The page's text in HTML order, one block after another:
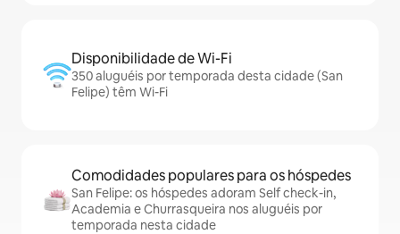
Disponibilidade de Wi-Fi
350 aluguéis por temporada desta cidade (San
Felipe) têm Wi-Fi
Comodidades populares para os hóspedes
San Felipe: os hóspedes adoram Self check-in,
Academia e Churrasqueira nos aluguéis por
temporada nesta cidade